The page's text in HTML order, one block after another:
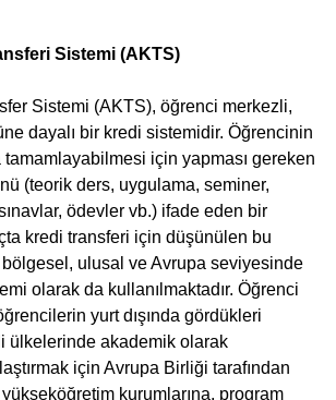
Sistemi (AKTS)
Sistemi (AKTS), öğrenci merkezli,
dayalı bir kredi sistemidir. Öğrencinin
tamamlayabilmesi için yapması gereken
(teorik ders, uygulama, seminer,
ödevler vb.) ifade eden bir
kredi transferi için düşünülen bu
ulusal ve Avrupa seviyesinde
olarak da kullanılmaktadır. Öğrenci
yurt dışında gördükleri
ülkelerinde akademik olarak
için Avrupa Birliği tarafından
kurumlarına, program